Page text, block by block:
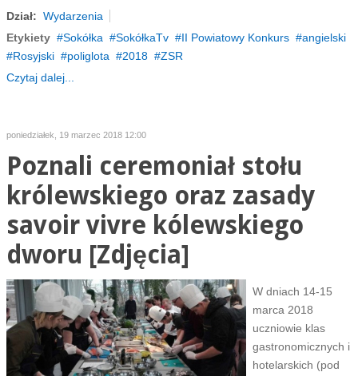
Dział: Wydarzenia
Etykiety
Sokółka SokółkaTv II Powiatowy Konkurs
angielski
Rosyjski
poliglota 2018
ZSR
Czytaj dalej...
poniedziałek, 19 marzec 2018 12:00
Poznali ceremoniał stołu
królewskiego oraz zasady
savoir vivre kólewskiego
dworu [Zdjęcia]
W dniach 14-15
marca 2018
uczniowie klas
gastronomicznych i
hotelarskich (pod